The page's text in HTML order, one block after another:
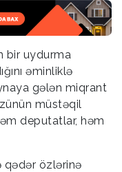
bir uydurma
əminliklə
gələn miqrant
müstəqil
deputatlar, həm
qədər özlərinə